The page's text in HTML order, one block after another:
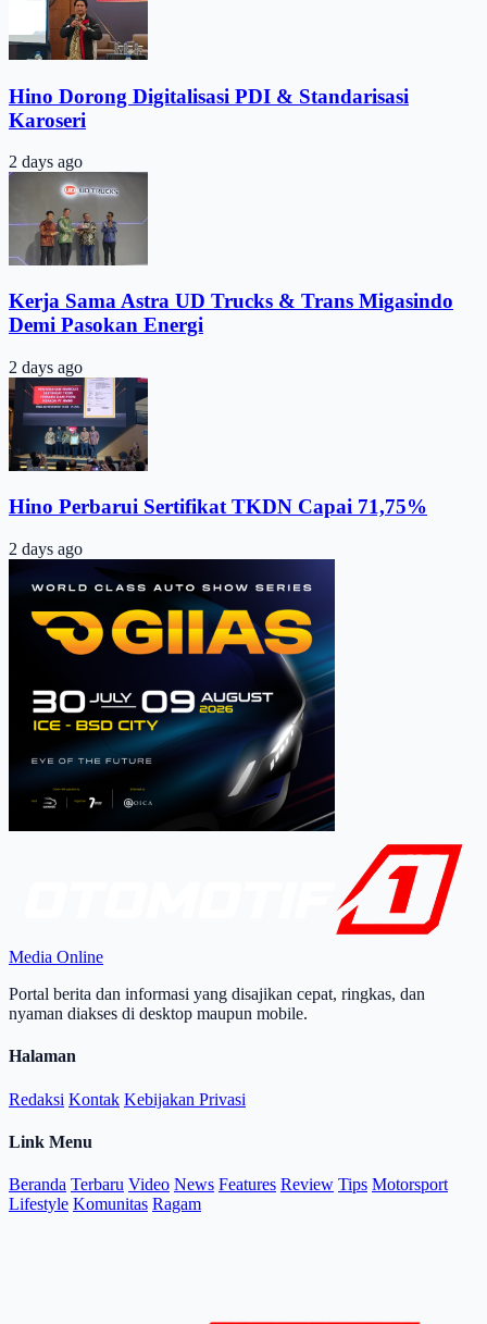
Hino Dorong Digitalisasi PDI & Standarisasi
Karoseri
2 days ago
Kerja Sama Astra UD Trucks & Trans Migasindo
Demi Pasokan Energi
2 days ago
Hino Perbarui Sertifikat TKDN Capai 71,75%
2 days ago
Media Online
Portal berita dan informasi yang disajikan cepat, ringkas, dan
nyaman diakses di desktop maupun mobile.
Halaman
Redaksi Kontak Kebijakan Privasi
Link Menu
Beranda Terbaru Video News Features Review Tips Motorsport
Lifestyle Komunitas Ragam